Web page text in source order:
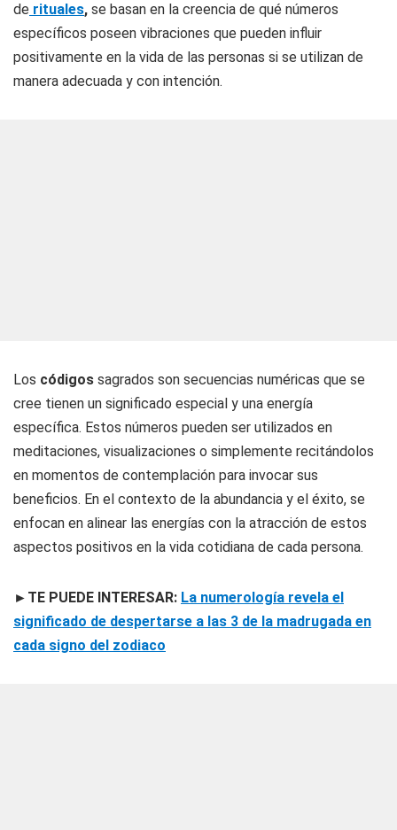
de rituales, se basan en la creencia de qué números
específicos poseen vibraciones que pueden influir
positivamente en la vida de las personas si se utilizan de
manera adecuada y con intención.
Los códigos sagrados son secuencias numéricas que se
cree tienen un significado especial y una energía
específica. Estos números pueden ser utilizados en
meditaciones, visualizaciones o simplemente recitándolos
en momentos de contemplación para invocar sus
beneficios. En el contexto de la abundancia y el éxito, se
enfocan en alinear las energías con la atracción de estos
aspectos positivos en la vida cotidiana de cada persona.
►TE PUEDE INTERESAR: La numerología revela el
significado de despertarse a las 3 de la madrugada en
cada signo del zodiaco